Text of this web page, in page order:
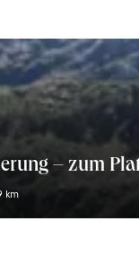
– zum
km